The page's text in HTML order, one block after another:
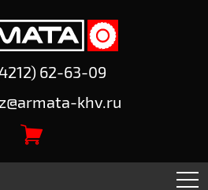
62-63-09
khv.ru